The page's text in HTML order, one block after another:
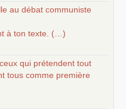
au débat communiste
à ton texte. (…)
qui prétendent tout
tous comme première